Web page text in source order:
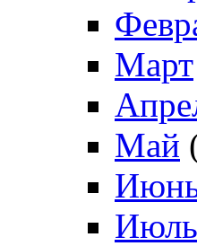
Март
Май
Июль